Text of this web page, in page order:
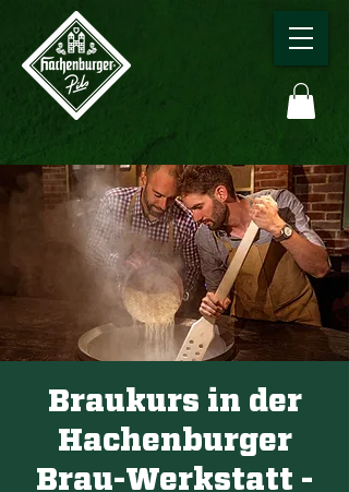
Braukurs in der
Hachenburger
Brau-Werkstatt -